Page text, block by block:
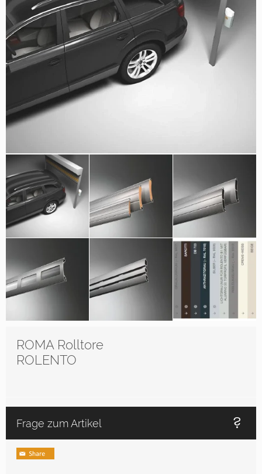
ROMA Rolltore
ROLENTO
Frage zum Artikel